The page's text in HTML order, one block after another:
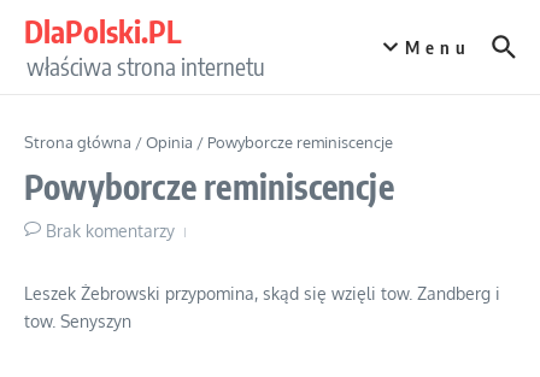
DlaPolski.PL
właściwa strona internetu
Menu
Strona główna /Opinia / Powyborcze reminiscencje
Powyborcze reminiscencje
Brak komentarzy
Leszek Żebrowski przypomina, skąd się wzięli tow. Zandberg i
tow. Senyszyn